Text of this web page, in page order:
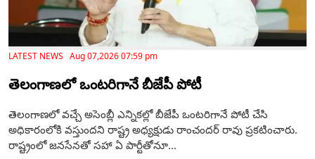
LATEST NEWS Aug 07,2026 07:59 pm
తెలంగాణ‌లో ఒంటరిగానే బీజేపీ పోటీ
తెలంగాణలో వచ్చే అసెంబ్లీ ఎన్నికల్లో బీజేపీ ఒంటరిగానే పోటీ చేసి
అధికారంలోకి వస్తుందని రాష్ట్ర అధ్యక్షుడు రాంచందర్ రావు ప్రకటించారు.
రాష్ట్రంలో జనసేనతో సహా ఏ పార్టీతోనూ...